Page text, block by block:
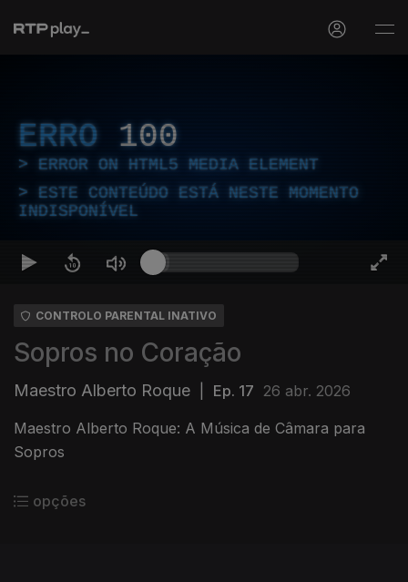
ERRO 100
ERROR ON HTML5 MEDIA ELEMENT
ESTE CONTEÚDO ESTÁ NESTE MOMENTO
INDISPONÍVEL
CONTROLO PARENTAL INATIVO
Sopros no Coração
Maestro Alberto Roque Ep. 17 26 abr. 2026
Maestro Alberto Roque: A Música de Câmara para
Sopros
opções